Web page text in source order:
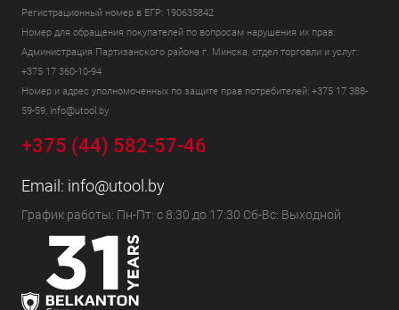
Регистрационный номер в ЕГР: 190635842
Номер для обращения покупателей по вопросам нарушения их прав:
Администрация Партизанского района г. Минска, отдел торговли и услуг:
+375 17 360-10-94
Номер и адрес уполномоченных по защите прав потребителей: +375 17 388-
59-59, info@utool.by
+375 (44) 582-57-46
Email: info@utool.by
График работы: Пн-Пт: с 8:30 до 17:30 Сб-Вс: Выходной